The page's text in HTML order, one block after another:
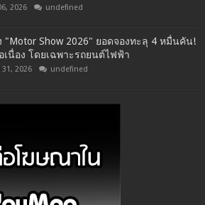
2026 undefined
"Motor Show 2026" ยอดจองทะลุ 4 หมื่นคัน!
เนื่อง โดยเฉพาะรถยนต์ไฟฟ้า
31, 2026 undefined